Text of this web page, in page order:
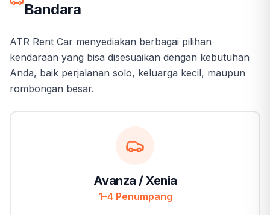
Bandara
ATR Rent Car menyediakan berbagai pilihan
kendaraan yang bisa disesuaikan dengan kebutuhan
Anda, baik perjalanan solo, keluarga kecil, maupun
rombongan besar.
Avanza / Xenia
1–4 Penumpang